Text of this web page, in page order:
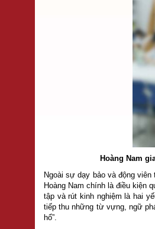
Hoàng Nam
Ngoài sự dạy bảo và động
Hoàng Nam chính là điều kiện
tập và rút kinh nghiệm là hai
tiếp thu những từ vựng, ngữ
hổ”.